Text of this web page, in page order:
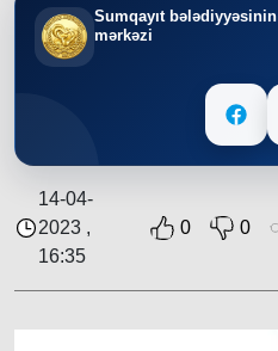
Sumqayıt bələdiyyəsinin
mərkəzi
14-04-
2023 ,
16:35
0 0